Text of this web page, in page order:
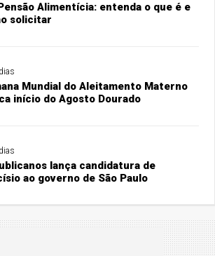
Alimentícia: entenda o que é e
solicitar
Mundial do Aleitamento Materno
início do Agosto Dourado
lança candidatura de
ao governo de São Paulo